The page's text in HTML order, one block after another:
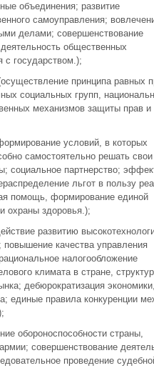
объединения; развитие
самоуправления;
делами; совершенствование
общественных
с государством.);
принципа равных
социальных групп,
механизмов защиты прав и
условий, в которых
самостоятельно решать свои
социальное партнерство;
льгот в пользу
помощь, формирование единой
охраны здоровья.);
развитию
качества управления
налогообложение
климата в стране,
дебюрократизация
единые правила конкуренции
обороноспособности страны,
совершенствование
проведение